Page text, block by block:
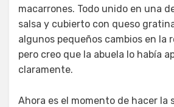
macarrones. Todo unido en una
salsa y cubierto con queso
algunos pequeños cambios en la
pero creo que la abuela lo había
claramente.
Ahora es el momento de hacer la